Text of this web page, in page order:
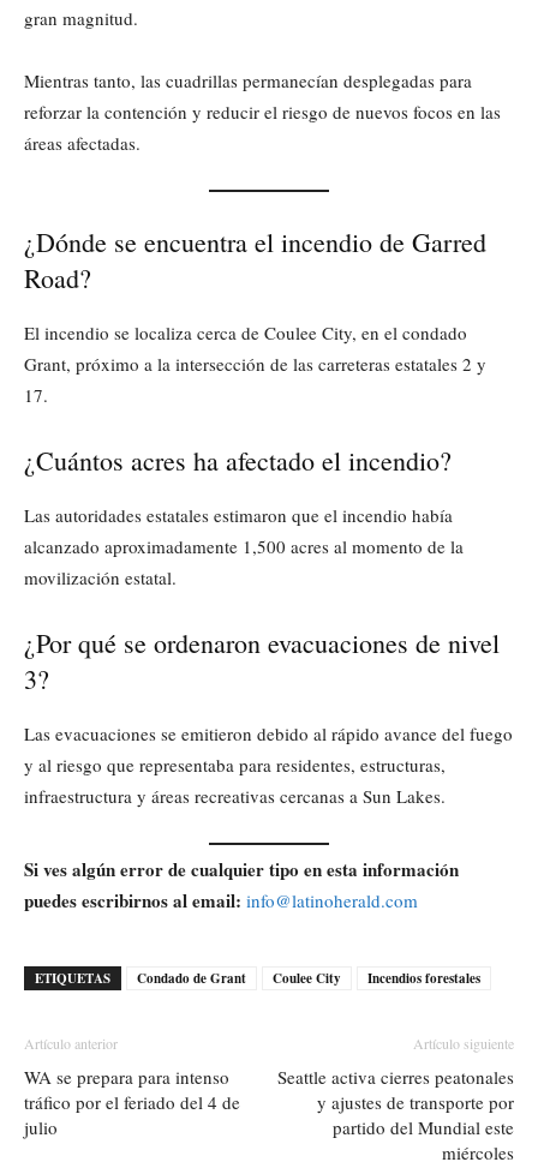
gran magnitud.
Mientras tanto, las cuadrillas permanecían desplegadas para
reforzar la contención y reducir el riesgo de nuevos focos en las
áreas afectadas.
¿Dónde se encuentra el incendio de Garred
Road?
El incendio se localiza cerca de Coulee City, en el condado
Grant, próximo a la intersección de las carreteras estatales 2 y
17.
¿Cuántos acres ha afectado el incendio?
Las autoridades estatales estimaron que el incendio había
alcanzado aproximadamente 1,500 acres al momento de la
movilización estatal.
¿Por qué se ordenaron evacuaciones de nivel
3?
Las evacuaciones se emitieron debido al rápido avance del fuego
y al riesgo que representaba para residentes, estructuras,
infraestructura y áreas recreativas cercanas a Sun Lakes.
Si ves algún error de cualquier tipo en esta información
puedes escribirnos al email: info@latinoherald.com
ETIQUETAS Condado de Grant Coulee City Incendios forestales
Artículo anterior
WA se prepara para intenso
tráfico por el feriado del 4 de
julio
Artículo siguiente
Seattle activa cierres peatonales
y ajustes de transporte por
partido del Mundial este
miércoles